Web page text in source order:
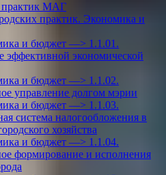
практик МАГ
практик. Экономика и
и бюджет —> 1.1.01.
эффективной экономической
и бюджет —> 1.1.02.
управление долгом мэрии
и бюджет —> 1.1.03.
система налогообложения в
хозяйства
и бюджет —> 1.1.04.
формирование и исполнения